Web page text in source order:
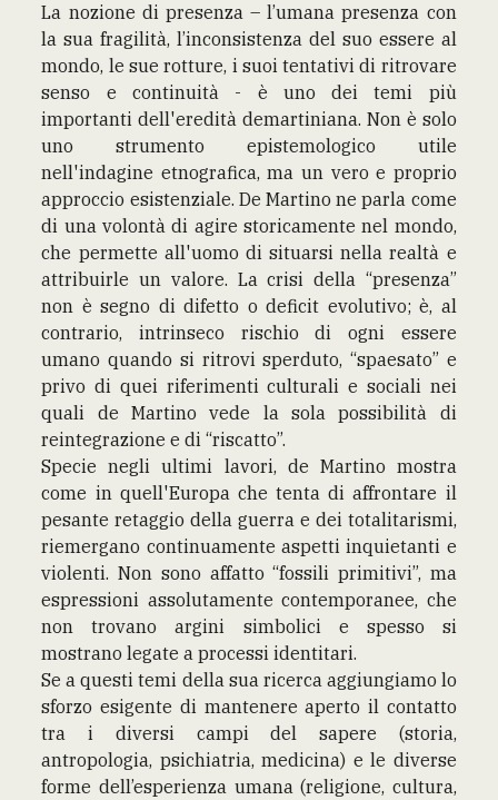
La nozione di presenza – l’umana presenza con
la sua fragilità, l’inconsistenza del suo essere al
mondo, le sue rotture, i suoi tentativi di ritrovare
senso e continuità - è uno dei temi più
importanti dell'eredità demartiniana. Non è solo
uno strumento epistemologico utile
nell'indagine etnografica, ma un vero e proprio
approccio esistenziale. De Martino ne parla come
di una volontà di agire storicamente nel mondo,
che permette all'uomo di situarsi nella realtà e
attribuirle un valore. La crisi della “presenza”
non è segno di difetto o deficit evolutivo; è, al
contrario, intrinseco rischio di ogni essere
umano quando si ritrovi sperduto, “spaesato” e
privo di quei riferimenti culturali e sociali nei
quali de Martino vede la sola possibilità di
reintegrazione e di “riscatto”.
Specie negli ultimi lavori, de Martino mostra
come in quell'Europa che tenta di affrontare il
pesante retaggio della guerra e dei totalitarismi,
riemergano continuamente aspetti inquietanti e
violenti. Non sono affatto “fossili primitivi”, ma
espressioni assolutamente contemporanee, che
non trovano argini simbolici e spesso si
mostrano legate a processi identitari.
Se a questi temi della sua ricerca aggiungiamo lo
sforzo esigente di mantenere aperto il contatto
tra i diversi campi del sapere (storia,
antropologia, psichiatria, medicina) e le diverse
forme dell’esperienza umana (religione, cultura,